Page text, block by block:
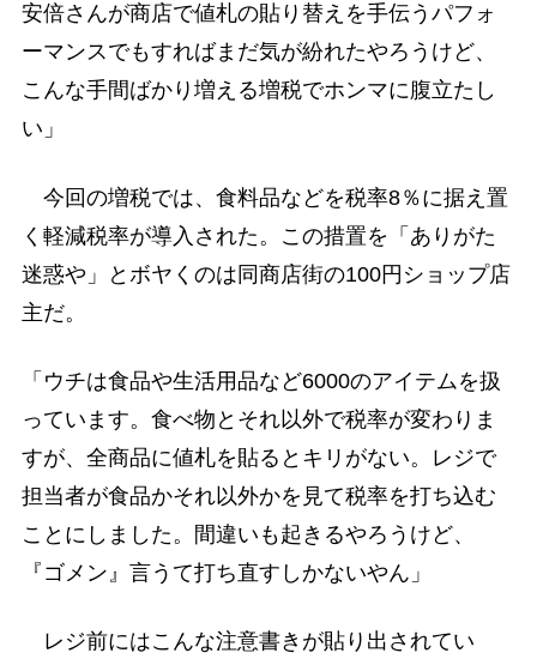
安倍さんが商店で値札の貼り替えを手伝うパフォ
ーマンスでもすればまだ気が紛れたやろうけど、
こんな手間ばかり増える増税でホンマに腹立たし
い」
今回の増税では、食料品などを税率8％に据え置
く軽減税率が導入された。この措置を「ありがた
迷惑や」とボヤくのは同商店街の100円ショップ店
主だ。
「ウチは食品や生活用品など6000のアイテムを扱
っています。食べ物とそれ以外で税率が変わりま
すが、全商品に値札を貼るとキリがない。レジで
担当者が食品かそれ以外かを見て税率を打ち込む
ことにしました。間違いも起きるやろうけど、
『ゴメン』言うて打ち直すしかないやん」
レジ前にはこんな注意書きが貼り出されてい